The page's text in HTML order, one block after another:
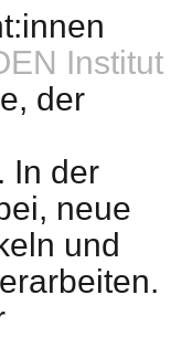
Institut
der
. In der
neue
und